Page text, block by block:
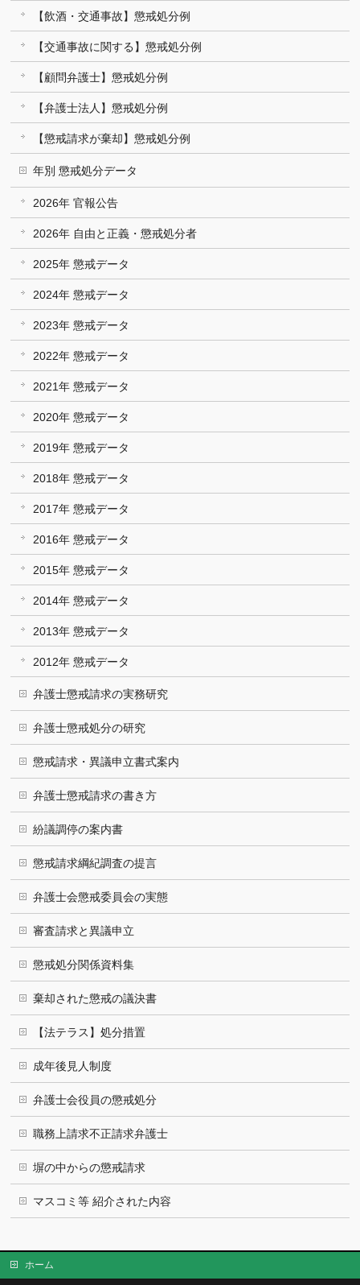
【飲酒・交通事故】懲戒処分例
【交通事故に関する】懲戒処分例
【顧問弁護士】懲戒処分例
【弁護士法人】懲戒処分例
【懲戒請求が棄却】懲戒処分例
年別 懲戒処分データ
2026年 官報公告
2026年 自由と正義・懲戒処分者
2025年 懲戒データ
2024年 懲戒データ
2023年 懲戒データ
2022年 懲戒データ
2021年 懲戒データ
2020年 懲戒データ
2019年 懲戒データ
2018年 懲戒データ
2017年 懲戒データ
2016年 懲戒データ
2015年 懲戒データ
2014年 懲戒データ
2013年 懲戒データ
2012年 懲戒データ
弁護士懲戒請求の実務研究
弁護士懲戒処分の研究
懲戒請求・異議申立書式案内
弁護士懲戒請求の書き方
紛議調停の案内書
懲戒請求綱紀調査の提言
弁護士会懲戒委員会の実態
審査請求と異議申立
懲戒処分関係資料集
棄却された懲戒の議決書
【法テラス】処分措置
成年後見人制度
弁護士会役員の懲戒処分
職務上請求不正請求弁護士
塀の中からの懲戒請求
マスコミ等 紹介された内容
ホーム